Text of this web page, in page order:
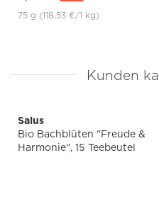
75 g (118,53 €/1 kg)
Kunden
Salus
Bio Bachblüten "Freude &
Harmonie", 15 Teebeutel